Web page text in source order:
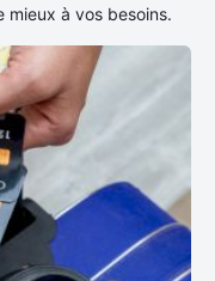
mieux à vos besoins.